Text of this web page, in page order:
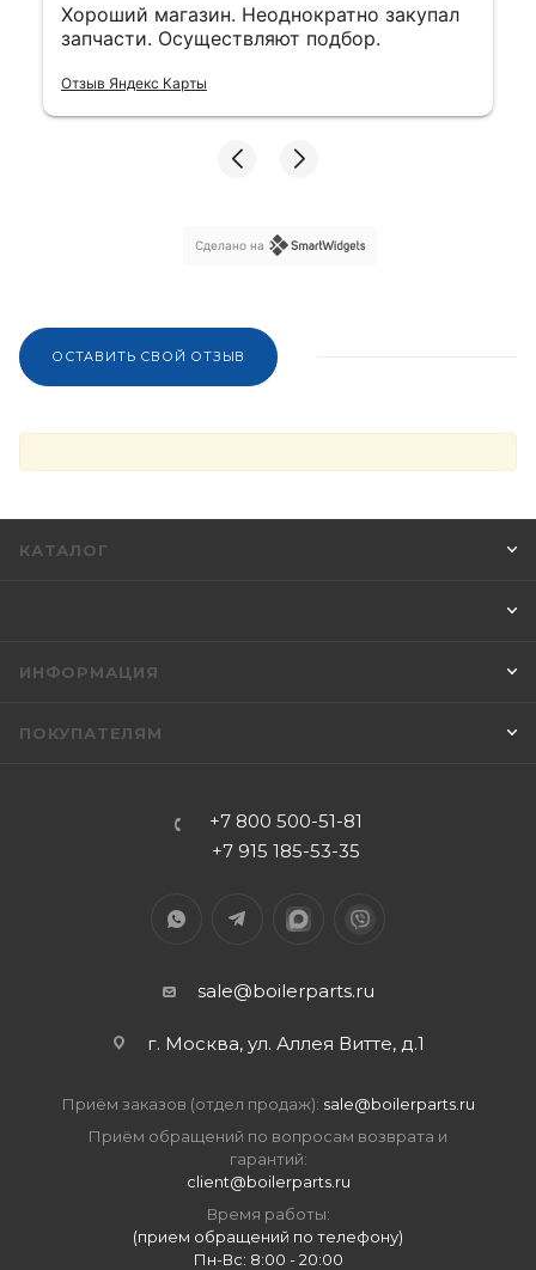
Хороший магазин. Неоднократно закупал
запчасти. Осуществляют подбор.
Отзыв Яндекс Карты
Сделано на
ОСТАВИТЬ СВОЙ ОТЗЫВ
КАТАЛОГ
ИНФОРМАЦИЯ
ПОКУПАТЕЛЯМ
+7 800 500-51-81
+7 915 185-53-35
sale@boilerparts.ru
г. Москва, ул. Аллея Витте, д.1
Приём заказов (отдел продаж): sale@boilerparts.ru
Приём обращений по вопросам возврата и
гарантий:
client@boilerparts.ru
Время работы:
(прием обращений по телефону)
Пн-Вс: 8:00 - 20:00